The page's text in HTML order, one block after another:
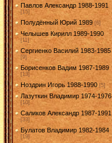
Павлов Александр 1988-1991
[15]
Полудённый Юрий 1989 [6]
Челышев Кирилл 1989-1990
[11]
Сергиенко Василий 1983-1985
[9]
Борисенков Вадим 1987-1989
[13]
Ноздрин Игорь 1988-1990 [5]
Лазуткин Владимир 1974-1976
[10]
Саликов Александр 1987-1991
[33]
Булатов Владимир 1982-1984
[19]